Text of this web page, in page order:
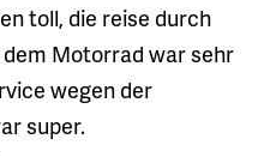
toll, die reise durch
Motorrad war sehr
wegen der
super.